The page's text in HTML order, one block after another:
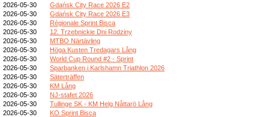
2026-05-30
Gdańsk City Race 2026 E2
2026-05-30
Gdańsk City Race 2026 E3
2026-05-30
Régionale Sprint Bisca
2026-05-30
12. Trzebnickie Dni Rodziny
2026-05-30
MTBO Närtävling
2026-05-30
Höga Kusten Tredagars Lång
2026-05-30
World Cup Round #2 - Sprint
2026-05-30
Sparbanken i Karlshamn Triathlon 2026
2026-05-30
Säterträffen
2026-05-30
KM Lång
2026-05-30
NJ-stafet 2026
2026-05-30
Tullinge SK - KM Helg Nåttarö Lång
2026-05-30
KO Sprint Bisca